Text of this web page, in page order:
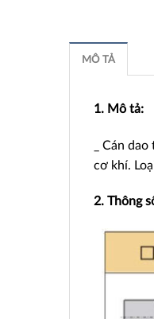
MÔ TẢ
1. Mô tả:
_ Cán
cơ khí.
2. Thông